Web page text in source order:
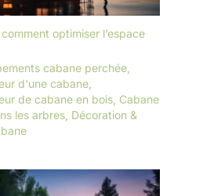
optimiser l’espace
cabane perchée
d'une cabane
de cabane en bois Cabane
les arbres Décoration &